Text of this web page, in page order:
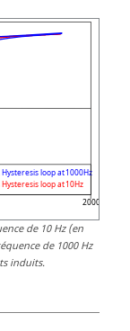
de 10 Hz (en
de 1000 Hz
induits.